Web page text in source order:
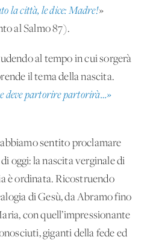
la città, le dice: Madre!»
al Salmo 87).
al tempo in cui sorgerà
il tema della nascita.
deve partorire partorirà…»
sentito proclamare
oggi: la nascita verginale di
è ordinata. Ricostruendo
di Gesù, da Abramo fino
con quell’impressionante
giganti della fede ed